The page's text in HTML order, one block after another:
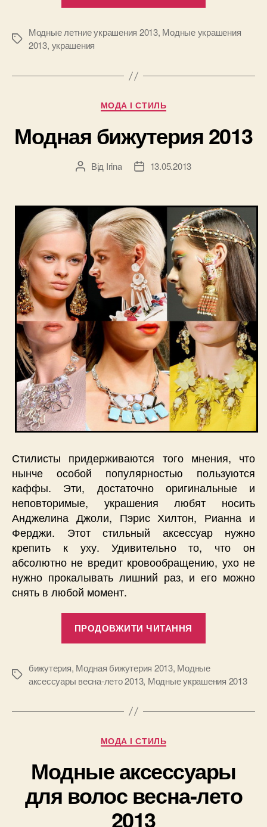
2013”
Позначки
Модные летние украшения 2013, Модные украшения
2013, украшения
Категорії
МОДА І СТИЛЬ
Модная бижутерия 2013
Автор
Від Irina
Дата13.05.2013
Стилисты придерживаются того мнения, что
нынче особой популярностью пользуются
каффы. Эти, достаточно оригинальные и
неповторимые, украшения любят носить
Анджелина Джоли, Пэрис Хилтон, Рианна и
Ферджи. Этот стильный аксессуар нужно
крепить к уху. Удивительно то, что он
абсолютно не вредит кровообращению, ухо не
нужно прокалывать лишний раз, и его можно
снять в любой момент.
ПРОДОВЖИТИ ЧИТАННЯ
Позначки
бижутерия, Модная бижутерия 2013, Модные
аксессуары весна-лето 2013, Модные украшения 2013
Категорії
МОДА І СТИЛЬ
Модные аксессуары
для волос весна-лето
2013